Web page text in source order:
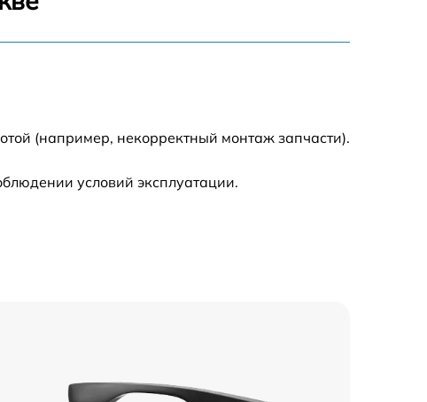
(например, некорректный монтаж запчасти).
условий эксплуатации.